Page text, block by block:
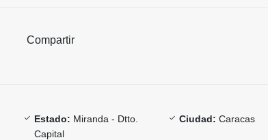
Compartir
Estado: Miranda - Dtto.
Capital
Ciudad: Caracas